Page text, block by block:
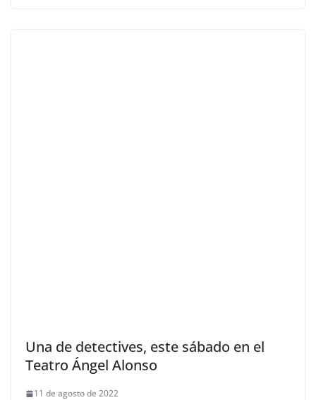
Una de detectives, este sábado en el
Teatro Ángel Alonso
11 de agosto de 2022